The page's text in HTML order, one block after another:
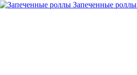
Запеченные роллы